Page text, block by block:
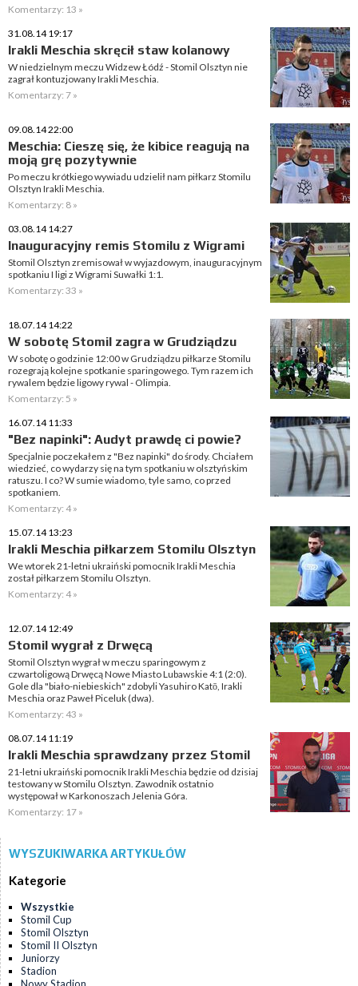
Komentarzy: 13 »
31.08.14 19:17
Irakli Meschia skręcił staw kolanowy
W niedzielnym meczu Widzew Łódź - Stomil Olsztyn nie
zagrał kontuzjowany Irakli Meschia.
Komentarzy: 7 »
09.08.14 22:00
Meschia: Cieszę się, że kibice reagują na
moją grę pozytywnie
Po meczu krótkiego wywiadu udzielił nam piłkarz Stomilu
Olsztyn Irakli Meschia.
Komentarzy: 8 »
03.08.14 14:27
Inauguracyjny remis Stomilu z Wigrami
Stomil Olsztyn zremisował w wyjazdowym, inauguracyjnym
spotkaniu I ligi z Wigrami Suwałki 1:1.
Komentarzy: 33 »
18.07.14 14:22
W sobotę Stomil zagra w Grudziądzu
W sobotę o godzinie 12:00 w Grudziądzu piłkarze Stomilu
rozegrają kolejne spotkanie sparingowego. Tym razem ich
rywalem będzie ligowy rywal - Olimpia.
Komentarzy: 5 »
16.07.14 11:33
"Bez napinki": Audyt prawdę ci powie?
Specjalnie poczekałem z "Bez napinki" do środy. Chciałem
wiedzieć, co wydarzy się na tym spotkaniu w olsztyńskim
ratuszu. I co? W sumie wiadomo, tyle samo, co przed
spotkaniem.
Komentarzy: 4 »
15.07.14 13:23
Irakli Meschia piłkarzem Stomilu Olsztyn
We wtorek 21-letni ukraiński pomocnik Irakli Meschia
został piłkarzem Stomilu Olsztyn.
Komentarzy: 4 »
12.07.14 12:49
Stomil wygrał z Drwęcą
Stomil Olsztyn wygrał w meczu sparingowym z
czwartoligową Drwęcą Nowe Miasto Lubawskie 4:1 (2:0).
Gole dla "biało-niebieskich" zdobyli Yasuhiro Katō, Irakli
Meschia oraz Paweł Piceluk (dwa).
Komentarzy: 43 »
08.07.14 11:19
Irakli Meschia sprawdzany przez Stomil
21-letni ukraiński pomocnik Irakli Meschia będzie od dzisiaj
testowany w Stomilu Olsztyn. Zawodnik ostatnio
występował w Karkonoszach Jelenia Góra.
Komentarzy: 17 »
WYSZUKIWARKA ARTYKUŁÓW
Kategorie
Wszystkie
Stomil Cup
Stomil Olsztyn
Stomil II Olsztyn
Juniorzy
Stadion